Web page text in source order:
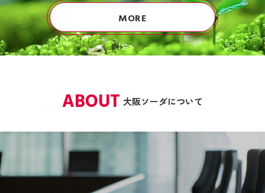
MORE
大阪ソーダについて
ABOUT